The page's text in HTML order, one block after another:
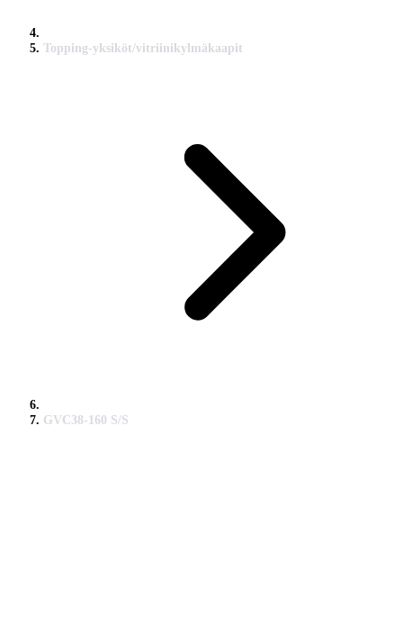
Topping-yksiköt/vitriinikylmäkaapit
GVC38-160 S/S